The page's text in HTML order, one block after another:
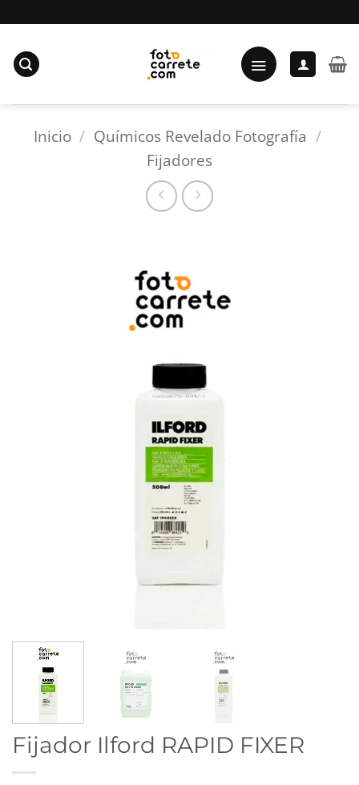
al
contenido
Inicio / Químicos Revelado Fotografía /
Fijadores
Fijador Ilford RAPID FIXER